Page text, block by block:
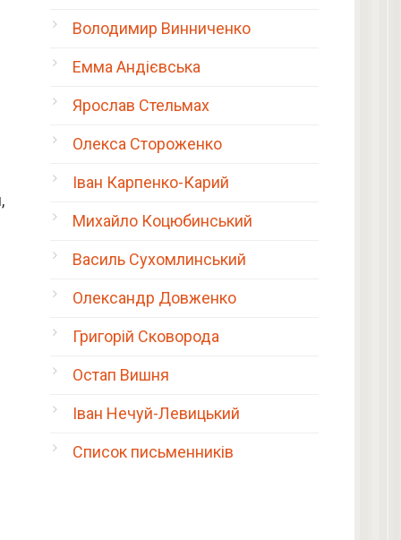
Володимир Винниченко
Емма Андієвська
Ярослав Стельмах
Олекса Стороженко
Іван Карпенко-Карий
Михайло Коцюбинський
Василь Сухомлинський
Олександр Довженко
Григорій Сковорода
Остап Вишня
Іван Нечуй-Левицький
Список письменників